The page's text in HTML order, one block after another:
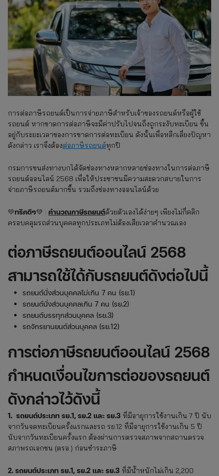
การต่อภาษีรถยนต์เป็นการจ่ายภาษีสำหรับเจ้าของรถยนต์หรือผู้ใช้
รถยนต์ หากขาดการต่อภาษีจะมีค่าปรับไปจนถึงถูกระงับทะเบียน ขึ้น
อยู่กับระยะเวลาของการขาดการต่อทะเบียน ดังนั้นเพื่อหลีกเลี่ยงปัญหา
ดังกล่าว เราจึงต้องต่อภาษีรถยนต์ทุกปี
กรมการขนส่งทางบกได้จัดช่องทางหลากหลายช่องทางในการต่อภาษี
รถยนต์ออนไลน์ 2568 เพื่อให้ประชาชนมีความสะดวกสบายในการ
จ่ายภาษีรถยนต์มากขึ้น รวมถึงช่องทางออนไลน์ด้วย
💚ทริคดีๆ💚 : คํานวณภาษีรถยนต์ด้วยตัวเองได้ง่ายๆ เพียงไม่กี่คลิก
ครอบคลุมรถส่วนบุคคลทุกประเภทไม่ต้องเสียเวลาคำนวณเอง
ต่อภาษีรถยนต์ออนไลน์ 2568
สามารถใช้ได้กับรถยนต์ดังต่อไปนี้
รถยนต์นั่งส่วนบุคคลไม่เกิน 7 คน (รย.1)
รถยนต์นั่งส่วนบุคคลเกิน 7 คน (รย.2)
รถยนต์บรรทุกส่วนบุคคล (รย.3)
รถจักรยานยนต์ส่วนบุคคล (รย.12)
การต่อภาษีรถยนต์ออนไลน์ 2568
กำหนดเงื่อนไขการต่อของรถยนต์
ดังกล่าวไว้ดังนี้
1. รถยนต์ประเภท รย.1, รย.2 และ รย.3 ที่มีอายุการใช้งานเกิน 7 ปี นับ
จากวันจดทะเบียนครั้งแรกและรถ รย.12 ที่มีอายุการใช้งานเกิน 5 ปี
นับจากวันทะเบียนครั้งแรก ต้องผ่านการตรวจสภาพจากสถานตรวจ
สภาพรถเอกชน (ตรอ.) ก่อนชำระภาษี
2. รถยนต์ประเภท รย.1, รย.2 และ รย.3 ที่มีน้ำหนักไม่เกิน 2,200